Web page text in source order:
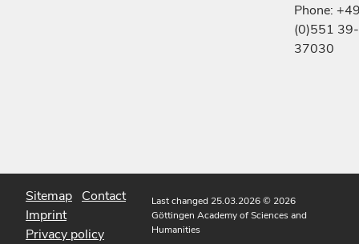
Phone:
(0)551 39-
37030
Sitemap Contact
Imprint
Privacy policy
Last changed 25.03.2026© 2026
Göttingen Academy of Sciences and
Humanities